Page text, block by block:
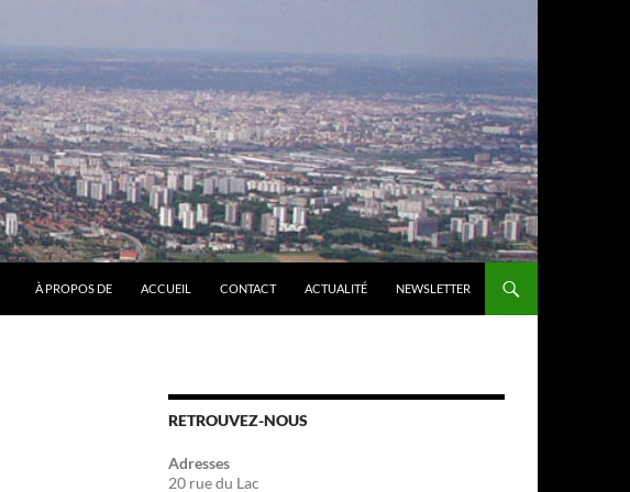
À PROPOS DE ACCUEIL CONTACT ACTUALITÉ NEWSLETTER
RETROUVEZ-NOUS
Adresses
20 rue du Lac